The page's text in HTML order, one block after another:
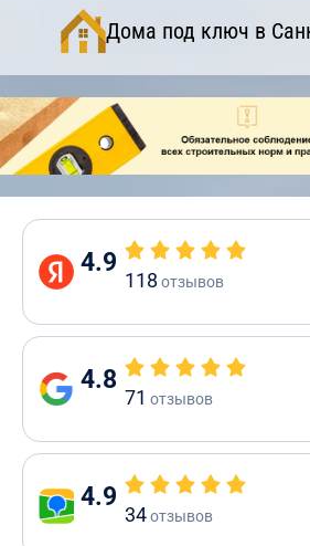
Дома под ключ в
4.9
118 отзывов
4.8
71 отзывов
4.9
34отзывов